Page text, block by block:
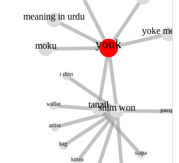
youk
moku
tanzil
siapa
yoke
shim won
bag
korea
artist
wallet
t shirt
meaning in urdu